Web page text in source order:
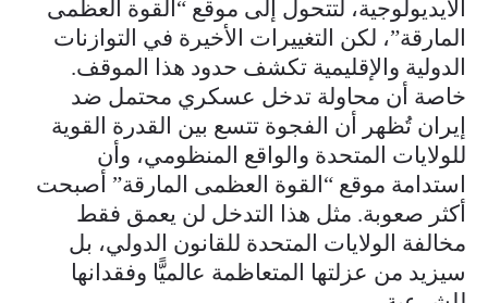
الأيديولوجية، لتتحول إلى موقع “القوة العظمى
المارقة”، لكن التغييرات الأخيرة في التوازنات
الدولية والإقليمية تكشف حدود هذا الموقف.
خاصة أن محاولة تدخل عسكري محتمل ضد
إيران تُظهر أن الفجوة تتسع بين القدرة القوية
للولايات المتحدة والواقع المنظومي، وأن
استدامة موقع “القوة العظمى المارقة” أصبحت
أكثر صعوبة. مثل هذا التدخل لن يعمق فقط
مخالفة الولايات المتحدة للقانون الدولي، بل
سيزيد من عزلتها المتعاظمة عالميًّا وفقدانها